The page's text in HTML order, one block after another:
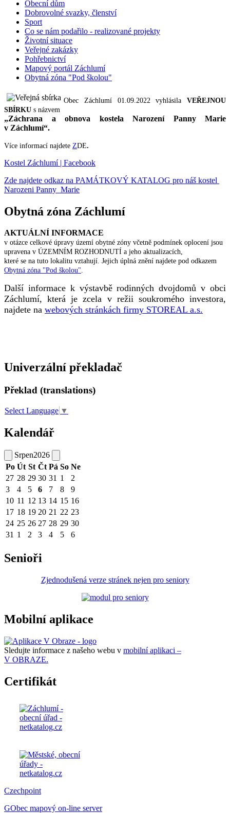
Obecní dům
Dobrovolné svazky, členství
Sport
Co se nám podařilo - realizované projekty
Životní situace
Veřejné zakázky
Pohřebnictví
Mapový portál Záchlumí
Obytná zóna "Pod školou"
Obec Záchlumí 01.09.2022 vyhlásila VEŘEJNOU
SBÍRKU s názvem
„Záchrana a obnova kostela Narození Panny Marie
v Záchlumí“.
Více informací najdete ZDE.
Kostel Záchlumí | Facebook
Zde najdete odkaz na PAMÁTKOVÝ KATALOG pro náš kostel
Narozeni Panny Marie
Obytná zóna Záchlumí
AKTUÁLNÍ INFORMACE
v otázce celkové úpravy území obytné zóny včetně podmínek oplocení jsou
upravena v ÚZEMNÍM ROZHODNUTÍ a jeho aktualizacích,
které se na tuto lokalitu vztahují. Jejich úplná znění najdete pod odkazem
Obytná zóna "Pod školou".
Další informace k výstavbě rodinných dvojdomů v obci
Záchlumí, která je zcela v režii soukromého investora,
najdete na webových stránkách firmy STOREAL a.s.
Univerzální překladač
Překlad (translations)
Select Language ▼
Kalendář
Srpen2026
Po Út St Čt Pá So Ne
27 28 29 30 31 1
2
3
4 5 6 7 8
9
10 11 12 13 14 15 16
17 18 19 20 21 22 23
24 25 26 27 28 29 30
31 1 2 3 4 5 6
Senioři
Zjednodušená verze stránek nejen pro seniory
Mobilní aplikace
Sledujte informace z našeho webu v mobilní aplikaci –
V OBRAZE.
Certifikát
Czechpoint
GObec mapový on-line server